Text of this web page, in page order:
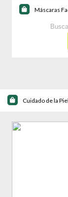
Máscaras
Cuidado de la Piel